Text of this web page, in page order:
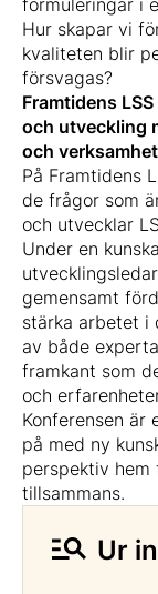
Hur skapar vi
kvaliteten blir
försvagas?
Framtidens
och utveckling
och
På Framtidens
de frågor som
och utvecklar
Under en
gemensamt
stärka arbetet i
av både
framkant som
och
Konferensen är
på med ny
perspektiv hem
tillsammans.
Ur